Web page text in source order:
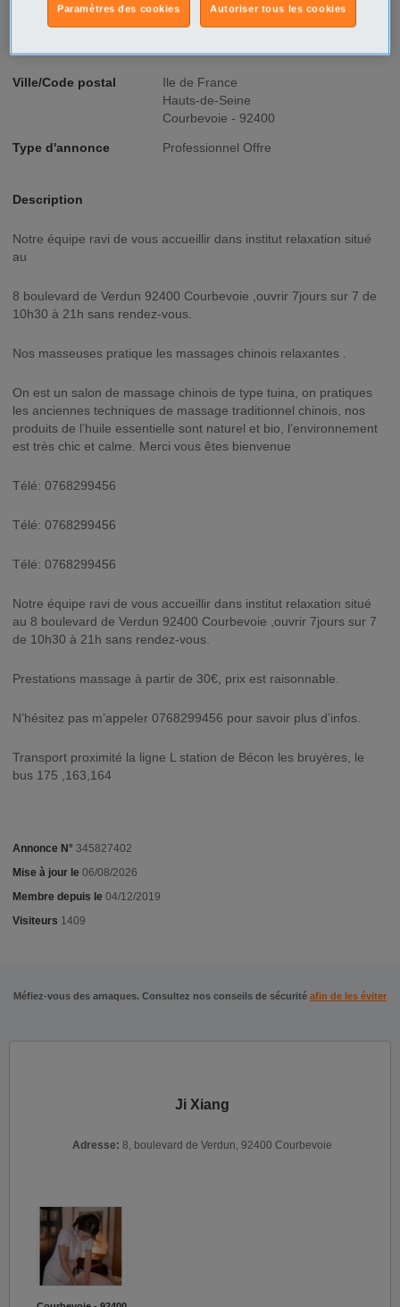
Ville/Code postal
Ile de France
Hauts-de-Seine
Courbevoie - 92400
Type d'annonce Professionnel Offre
Description
Notre équipe ravi de vous accueillir dans institut relaxation situé
au
8 boulevard de Verdun 92400 Courbevoie ,ouvrir 7jours sur 7 de
10h30 à 21h sans rendez-vous.
Nos masseuses pratique les massages chinois relaxantes .
On est un salon de massage chinois de type tuina, on pratiques
les anciennes techniques de massage traditionnel chinois, nos
produits de l’huile essentielle sont naturel et bio, l’environnement
est très chic et calme. Merci vous êtes bienvenue
Télé: 0768299456
Télé: 0768299456
Télé: 0768299456
Notre équipe ravi de vous accueillir dans institut relaxation situé
au 8 boulevard de Verdun 92400 Courbevoie ,ouvrir 7jours sur 7
de 10h30 à 21h sans rendez-vous.
Prestations massage à partir de 30€, prix est raisonnable.
N’hésitez pas m’appeler 0768299456 pour savoir plus d’infos.
Transport proximité la ligne L station de Bécon les bruyères, le
bus 175 ,163,164
Annonce N° 345827402
Mise à jour le 06/08/2026
Membre depuis le 04/12/2019
Visiteurs 1409
Méfiez-vous des arnaques. Consultez nos conseils de sécurité afin de les éviter
Signaler cette annonce
Ji Xiang
Adresse: 8, boulevard de Verdun, 92400 Courbevoie
Autoriser tous les cookies
Paramètres des cookies